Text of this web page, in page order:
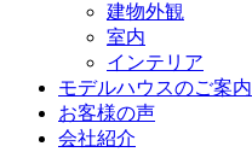
建物外観
室内
インテリア
モデルハウスのご案内
お客様の声
会社紹介